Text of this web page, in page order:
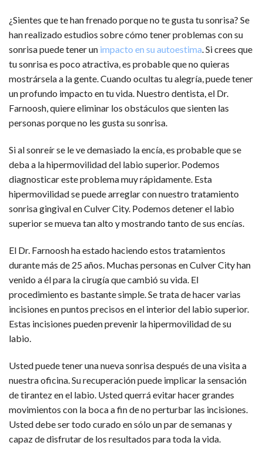
¿Sientes que te han frenado porque no te gusta tu sonrisa? Se
han realizado estudios sobre cómo tener problemas con su
sonrisa puede tener un impacto en su autoestima. Si crees que
tu sonrisa es poco atractiva, es probable que no quieras
mostrársela a la gente. Cuando ocultas tu alegría, puede tener
un profundo impacto en tu vida. Nuestro dentista, el Dr.
Farnoosh, quiere eliminar los obstáculos que sienten las
personas porque no les gusta su sonrisa.
Si al sonreír se le ve demasiado la encía, es probable que se
deba a la hipermovilidad del labio superior. Podemos
diagnosticar este problema muy rápidamente. Esta
hipermovilidad se puede arreglar con nuestro tratamiento
sonrisa gingival en Culver City. Podemos detener el labio
superior se mueva tan alto y mostrando tanto de sus encías.
El Dr. Farnoosh ha estado haciendo estos tratamientos
durante más de 25 años. Muchas personas en Culver City han
venido a él para la cirugía que cambió su vida. El
procedimiento es bastante simple. Se trata de hacer varias
incisiones en puntos precisos en el interior del labio superior.
Estas incisiones pueden prevenir la hipermovilidad de su
labio.
Usted puede tener una nueva sonrisa después de una visita a
nuestra oficina. Su recuperación puede implicar la sensación
de tirantez en el labio. Usted querrá evitar hacer grandes
movimientos con la boca a fin de no perturbar las incisiones.
Usted debe ser todo curado en sólo un par de semanas y
capaz de disfrutar de los resultados para toda la vida.